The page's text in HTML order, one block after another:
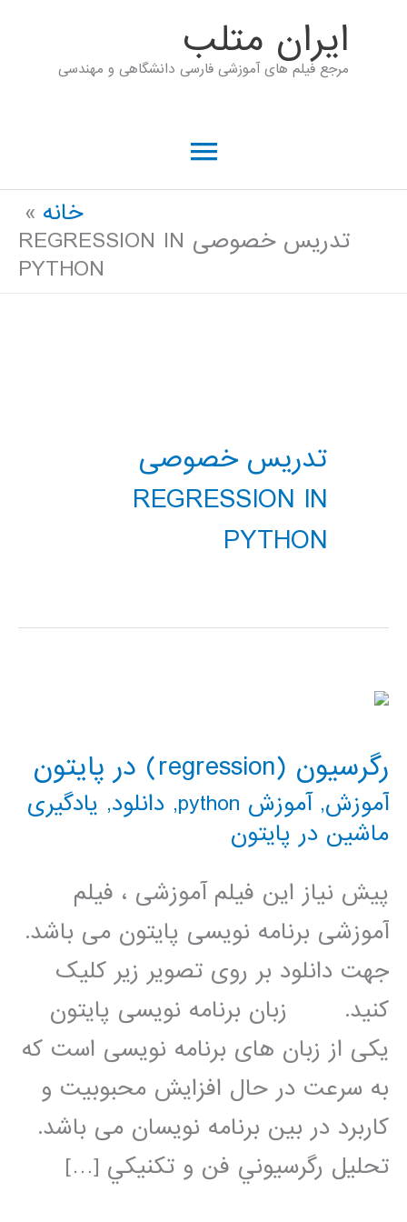
ايران متلب
مرجع فیلم های آموزشی فارسی دانشگاهی و مهندسی
فهرست
خانه
تدریس خصوصی REGRESSION IN
PYTHON
تدریس خصوصی
REGRESSION IN
PYTHON
رگرسیون (regression) در پایتون
آموزش,آموزش python , دانلود, یادگیری
ماشین در پایتون
پیش نیاز این فیلم آموزشی ، فیلم
آموزشی برنامه نویسی پایتون می باشد.
جهت دانلود بر روی تصویر زیر کلیک
کنید. زبان برنامه نویسی پایتون
یکی از زبان های برنامه نویسی است که
به سرعت در حال افزایش محبوبیت و
کاربرد در بین برنامه نویسان می باشد.
تحليل رگرسيوني فن و تکنيکي […]